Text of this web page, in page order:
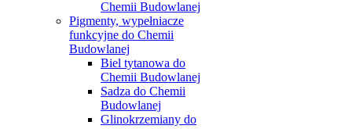
Chemii Budowlanej
Pigmenty, wypełniacze
funkcyjne do Chemii
Budowlanej
Biel tytanowa do
Chemii Budowlanej
Sadza do Chemii
Budowlanej
Glinokrzemiany do